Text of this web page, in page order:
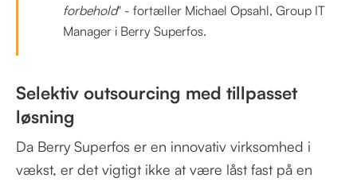
forbehold" - fortæller Michael Opsahl, Group IT
Manager i Berry Superfos.
Selektiv outsourcing med tillpasset
løsning
Da Berry Superfos er en innovativ virksomhed i
vækst, er det vigtigt ikke at være låst fast på en